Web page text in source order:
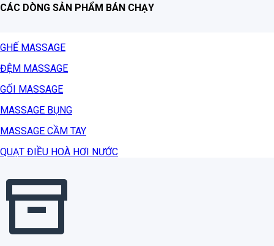
CÁC DÒNG SẢN PHẨM BÁN CHẠY
GHẾ MASSAGE
ĐỆM MASSAGE
GỐI MASSAGE
MASSAGE BỤNG
MASSAGE CẦM TAY
QUẠT ĐIỀU HOÀ HƠI NƯỚC